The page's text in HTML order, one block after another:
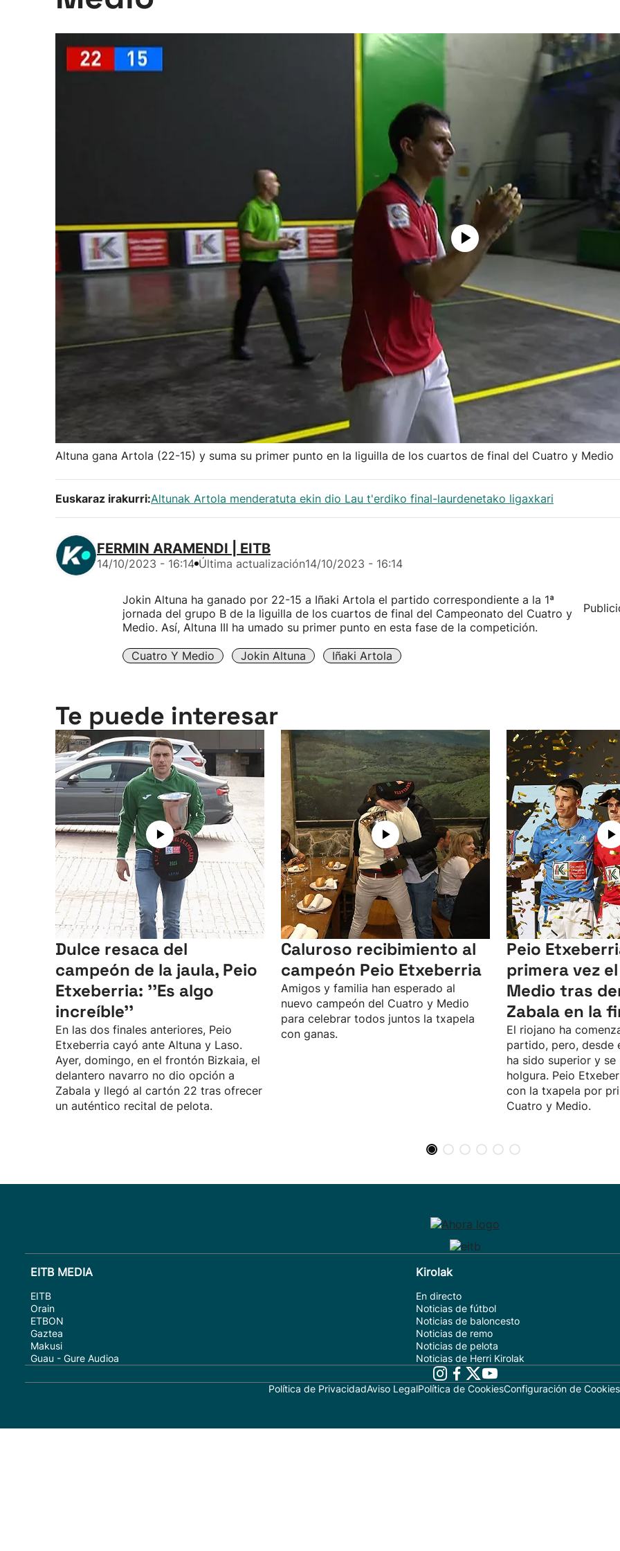
Altuna gana Artola (22-15) y suma su primer punto en la liguilla de los cuartos de final del Cuatro y Medio
Euskaraz irakurri:Altunak Artola menderatuta ekin dio Lau t'erdiko final-laurdenetako ligaxkari
FERMIN ARAMENDI | EITB
14/10/2023 - 16:14 Última actualización14/10/2023 - 16:14
Jokin Altuna ha ganado por 22-15 a Iñaki Artola el partido correspondiente a la 1ª
jornada del grupo B de la liguilla de los cuartos de final del Campeonato del Cuatro y
Medio. Así, Altuna III ha umado su primer punto en esta fase de la competición.
Cuatro Y Medio Jokin Altuna Iñaki Artola
Te puede interesar
Dulce resaca del
campeón de la jaula, Peio
Etxeberria: ''Es algo
increíble''
En las dos finales anteriores, Peio
Etxeberria cayó ante Altuna y Laso.
Ayer, domingo, en el frontón Bizkaia, el
delantero navarro no dio opción a
Zabala y llegó al cartón 22 tras ofrecer
un auténtico recital de pelota.
Caluroso recibimiento al
campeón Peio Etxeberria
Amigos y familia han esperado al
nuevo campeón del Cuatro y Medio
para celebrar todos juntos la txapela
con ganas.
Peio
primera vez
Medio tras
Zabala en la
El riojano ha
partido, pero, desde
ha sido superior y
holgura. Peio
con la txapela por
Cuatro y Medio.
EITB MEDIA
EITB
Orain
ETBON
Gaztea
Makusi
Guau - Gure Audioa
Kirolak
En directo
Noticias de fútbol
Noticias de baloncesto
Noticias de remo
Noticias de pelota
Noticias de Herri Kirolak
Política de PrivacidadAviso LegalPolítica de CookiesConfiguración de Cookies